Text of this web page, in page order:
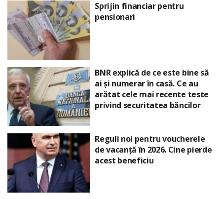
Sprijin financiar pentru
pensionari
BNR explică de ce este bine să
ai și numerar în casă. Ce au
arătat cele mai recente teste
privind securitatea băncilor
Reguli noi pentru voucherele
de vacanță în 2026. Cine pierde
acest beneficiu